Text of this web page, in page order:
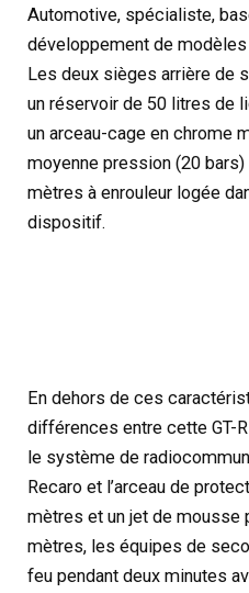
Automotive, spécialiste,
développement de
Les deux sièges arrière de
un réservoir de 50 litres de
un arceau-cage en chrome
moyenne pression (20 bars)
mètres à enrouleur logée
dispositif.
En dehors de ces
différences entre cette GT-
le système de
Recaro et l’arceau de
mètres et un jet de mousse
mètres, les équipes de
feu pendant deux minutes